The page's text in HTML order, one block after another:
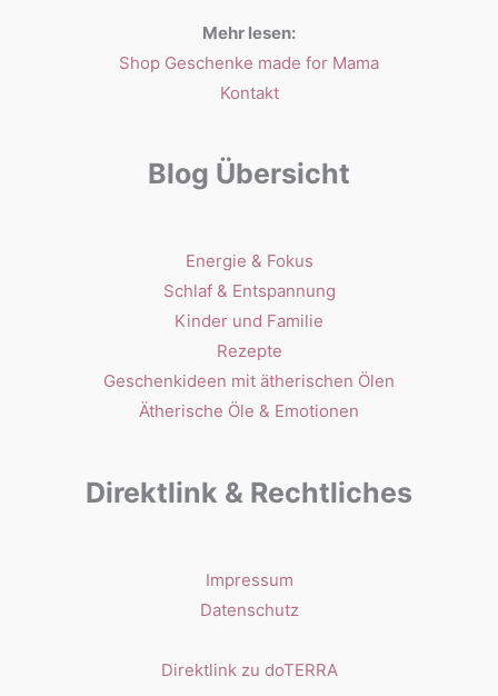
Mehr lesen:
Shop Geschenke made for Mama
Kontakt
Blog Übersicht
Energie & Fokus
Schlaf & Entspannung
Kinder und Familie
Rezepte
Geschenkideen mit ätherischen Ölen
Ätherische Öle & Emotionen
Direktlink & Rechtliches
Impressum
Datenschutz
Direktlink zu doTERRA